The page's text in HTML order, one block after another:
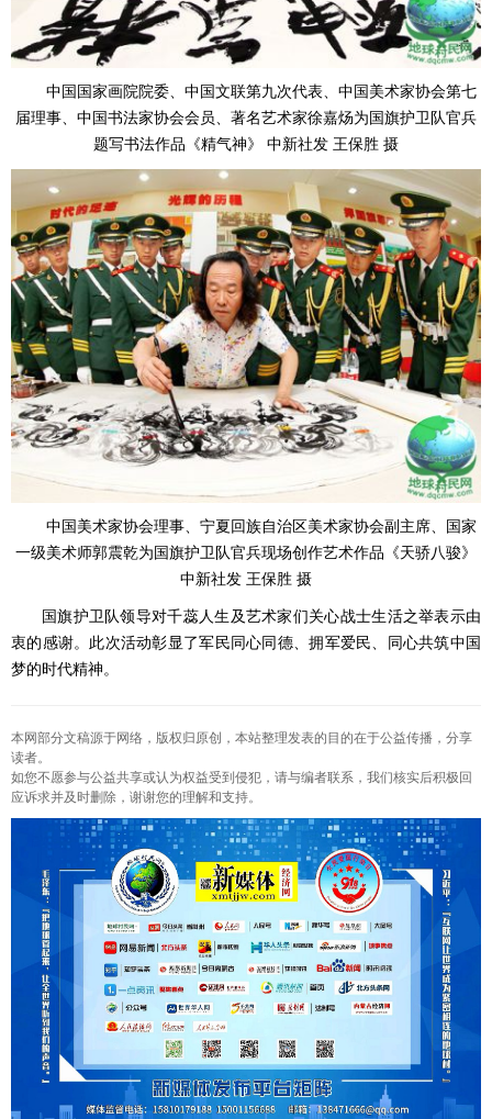
中国国家画院院委、中国文联第九次代表、中国美术家协会第七
届理事、中国书法家协会会员、著名艺术家徐嘉炀为国旗护卫队官兵
题写书法作品《精气神》 中新社发 王保胜 摄
中国美术家协会理事、宁夏回族自治区美术家协会副主席、国家
一级美术师郭震乾为国旗护卫队官兵现场创作艺术作品《天骄八骏》
中新社发 王保胜 摄
国旗护卫队领导对千蕊人生及艺术家们关心战士生活之举表示由
衷的感谢。此次活动彰显了军民同心同德、拥军爱民、同心共筑中国
梦的时代精神。
本网部分文稿源于网络，版权归原创，本站整理发表的目的在于公益传播，分享
读者。
如您不愿参与公益共享或认为权益受到侵犯，请与编者联系，我们核实后积极回
应诉求并及时删除，谢谢您的理解和支持。